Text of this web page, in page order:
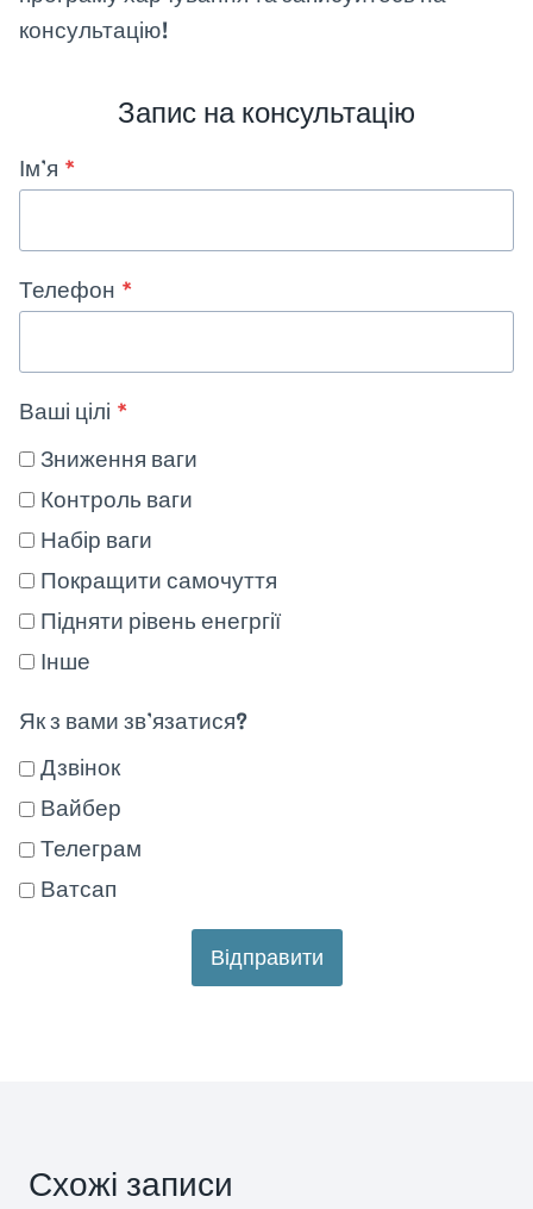
консультацію!
Запис на консультацію
Ім’я *
Телефон *
Ваші цілі *
Зниження ваги
Контроль ваги
Набір ваги
Покращити самочуття
Підняти рівень енегргії
Інше
Як з вами зв’язатися?
Дзвінок
Вайбер
Телеграм
Ватсап
Відправити
Схожі записи